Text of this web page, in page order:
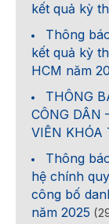
kết quả kỳ
Thông
kết quả kỳ
HCM năm
THÔNG
CÔNG DÂN
VIÊN KHÓA
Thông
hệ chính
công bố
năm 2025